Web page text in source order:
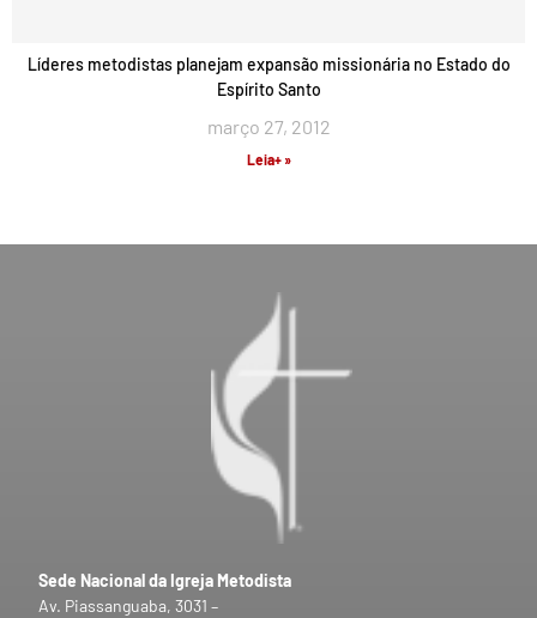
Líderes metodistas planejam expansão missionária no Estado do
Espírito Santo
março 27, 2012
Leia+ »
Sede Nacional da Igreja Metodista
Av. Piassanguaba, 3031 –